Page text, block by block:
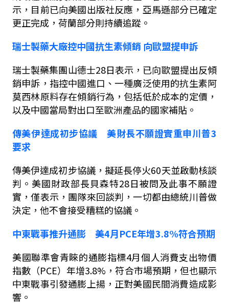
示，目前已向美國出版社反應，亞馬遜部分已確定
更正完成，荷蘭部分則持續追蹤。
瑞士製藥大廠控中國抗生素傾銷 向歐盟提申訴
瑞士製藥集團山德士28日表示，已向歐盟提出反傾
銷申訴，指控中國進口、一種廣泛使用的抗生素阿
莫西林原料存在傾銷行為，包括低於成本的定價，
以及中國當局對出口至歐洲產品的國家補貼。
傳美伊達成初步協議 美財長不願證實重申川普3
要求
傳美伊達成初步協議，擬延長停火60天並啟動核談
判。美國財政部長貝森特28日被問及此事不願證
實，僅表示，團隊來回談判，一切都由總統川普做
決定，他不會接受糟糕的協議。
中東戰事推升通膨 美4月PCE年增3.8%符合預期
美國聯準會青睞的通膨指標4月個人消費支出物價
指數（PCE）年增3.8% ，符合市場預期，但也顯示
中東戰事引發通膨上揚，正對美國民間消費造成影
響。